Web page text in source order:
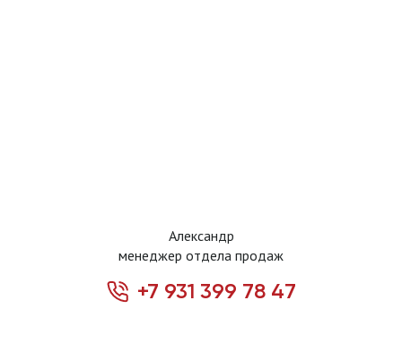
Александр
менеджер отдела продаж
+7 931 399 78 47